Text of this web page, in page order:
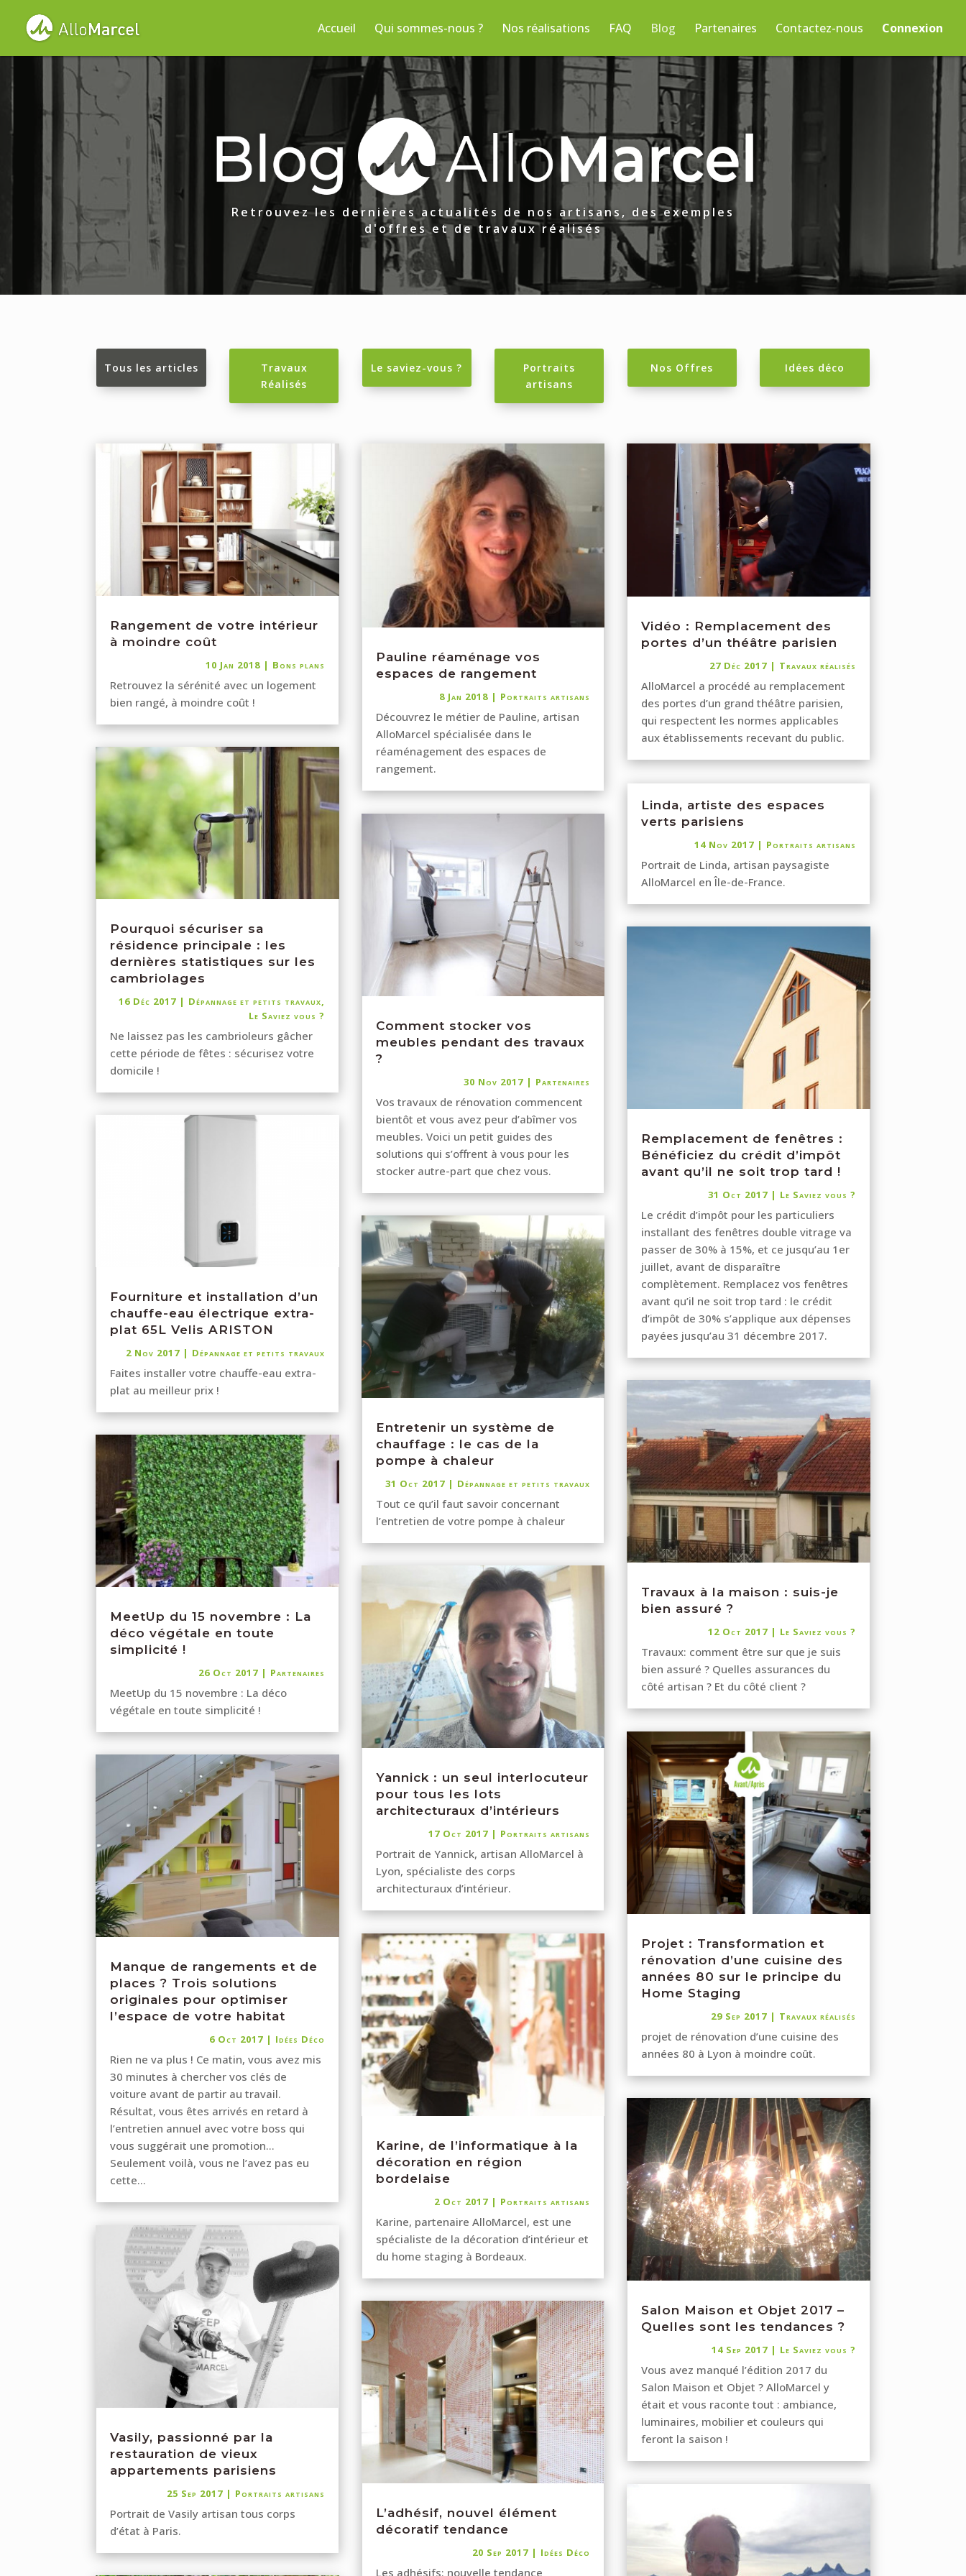
Accueil Qui sommes-nous ? Nos réalisations FAQ Blog Partenaires Contactez-nous Connexion
Retrouvez les dernières actualités de nos artisans, des exemples
d'offres et de travaux réalisés
Tous les articles
Travaux
Réalisés
Le saviez-vous ?
Portraits
artisans
Nos Offres Idées déco
Rangement de votre intérieur
à moindre coût
10 Jan 2018 | Bons plans
Retrouvez la sérénité avec un logement
bien rangé, à moindre coût !
Pourquoi sécuriser sa
résidence principale : les
dernières statistiques sur les
cambriolages
16 Déc 2017 | Dépannage et petits travaux,
Le Saviez vous ?
Ne laissez pas les cambrioleurs gâcher
cette période de fêtes : sécurisez votre
domicile !
Fourniture et installation d’un
chauffe-eau électrique extra-
plat 65L Velis ARISTON
2 Nov 2017 | Dépannage et petits travaux
Faites installer votre chauffe-eau extra-
plat au meilleur prix !
MeetUp du 15 novembre : La
déco végétale en toute
simplicité !
26 Oct 2017 | Partenaires
MeetUp du 15 novembre : La déco
végétale en toute simplicité !
Manque de rangements et de
places ? Trois solutions
originales pour optimiser
l’espace de votre habitat
6 Oct 2017 | Idées Déco
Rien ne va plus ! Ce matin, vous avez mis
30 minutes à chercher vos clés de
voiture avant de partir au travail.
Résultat, vous êtes arrivés en retard à
l’entretien annuel avec votre boss qui
vous suggérait une promotion…
Seulement voilà, vous ne l’avez pas eu
cette...
Vasily, passionné par la
restauration de vieux
appartements parisiens
25 Sep 2017 | Portraits artisans
Portrait de Vasily artisan tous corps
d’état à Paris.
Pauline réaménage vos
espaces de rangement
8 Jan 2018 | Portraits artisans
Découvrez le métier de Pauline, artisan
AlloMarcel spécialisée dans le
réaménagement des espaces de
rangement.
Comment stocker vos
meubles pendant des travaux
?
30 Nov 2017 | Partenaires
Vos travaux de rénovation commencent
bientôt et vous avez peur d’abîmer vos
meubles. Voici un petit guides des
solutions qui s’offrent à vous pour les
stocker autre-part que chez vous.
Entretenir un système de
chauffage : le cas de la
pompe à chaleur
31 Oct 2017 | Dépannage et petits travaux
Tout ce qu’il faut savoir concernant
l’entretien de votre pompe à chaleur
Yannick : un seul interlocuteur
pour tous les lots
architecturaux d’intérieurs
17 Oct 2017 | Portraits artisans
Portrait de Yannick, artisan AlloMarcel à
Lyon, spécialiste des corps
architecturaux d’intérieur.
Karine, de l’informatique à la
décoration en région
bordelaise
2 Oct 2017 | Portraits artisans
Karine, partenaire AlloMarcel, est une
spécialiste de la décoration d’intérieur et
du home staging à Bordeaux.
L’adhésif, nouvel élément
décoratif tendance
20 Sep 2017 | Idées Déco
Les adhésifs: nouvelle tendance
Vidéo : Remplacement des
portes d’un théâtre parisien
27 Déc 2017| Travaux réalisés
AlloMarcel a procédé au remplacement
des portes d’un grand théâtre parisien,
qui respectent les normes applicables
aux établissements recevant du public.
Linda, artiste des espaces
verts parisiens
14 Nov 2017| Portraits artisans
Portrait de Linda, artisan paysagiste
AlloMarcel en Île-de-France.
Remplacement de fenêtres :
Bénéficiez du crédit d’impôt
avant qu’il ne soit trop tard !
31 Oct 2017| Le Saviez vous ?
Le crédit d’impôt pour les particuliers
installant des fenêtres double vitrage va
passer de 30% à 15%, et ce jusqu’au 1er
juillet, avant de disparaître
complètement. Remplacez vos fenêtres
avant qu’il ne soit trop tard : le crédit
d’impôt de 30% s’applique aux dépenses
payées jusqu’au 31 décembre 2017.
Travaux à la maison : suis-je
bien assuré ?
12 Oct 2017| Le Saviez vous ?
Travaux: comment être sur que je suis
bien assuré ? Quelles assurances du
côté artisan ? Et du côté client ?
Projet : Transformation et
rénovation d’une cuisine des
années 80 sur le principe du
Home Staging
29 Sep 2017| Travaux réalisés
projet de rénovation d’une cuisine des
années 80 à Lyon à moindre coût.
Salon Maison et Objet 2017 –
Quelles sont les tendances ?
14 Sep 2017| Le Saviez vous ?
Vous avez manqué l’édition 2017 du
Salon Maison et Objet ? AlloMarcel y
était et vous raconte tout : ambiance,
luminaires, mobilier et couleurs qui
feront la saison !